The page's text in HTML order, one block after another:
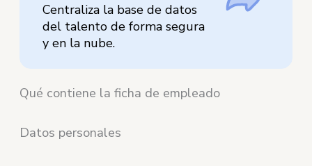
Centraliza la base de datos
del talento de forma segura
y en la nube.
Qué contiene la ficha de empleado
Datos personales